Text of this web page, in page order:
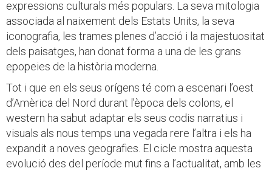
expressions culturals més populars. La seva mitologia
associada al naixement dels Estats Units, la seva
iconografia, les trames plenes d’acció i la majestuositat
dels paisatges, han donat forma a una de les grans
epopeies de la història moderna.
Tot i que en els seus orígens té com a escenari l’oest
d’Amèrica del Nord durant l’època dels colons, el
western ha sabut adaptar els seus codis narratius i
visuals als nous temps una vegada rere l’altra i els ha
expandit a noves geografies. El cicle mostra aquesta
evolució des del període mut fins a l’actualitat, amb les